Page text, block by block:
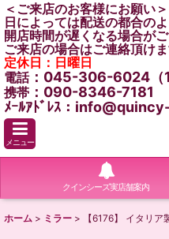
＜ご来店のお客様にお願い＞
日によっては配送の都合の
開店時間が遅くなる場合がご
ご来店の場合はご連絡頂け
定休日：日曜日
電話：045-306-6024（
携帯 ：090-8346-7181
ﾒｰﾙｱﾄﾞﾚｽ：
メニュー
クインシーズ実店舗案内
ホーム > ミラー > 【6176】 イタリ